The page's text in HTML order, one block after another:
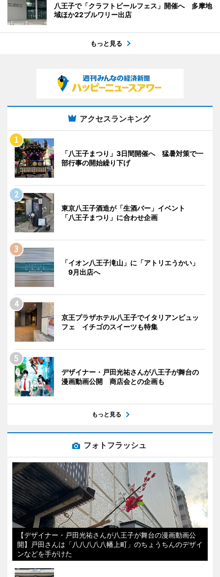
八王子で「クラフトビールフェス」開催へ 多摩地
域ほか22ブルワリー出店
もっと見る
アクセスランキング
「八王子まつり」3日間開催へ 猛暑対策で一
部行事の開始繰り下げ
東京八王子酒造が「生酒バー」イベント
「八王子まつり」に合わせ企画
「イオン八王子滝山」に「アトリエうかい」
9月出店へ
京王プラザホテル八王子でイタリアンビュッ
フェ イチゴのスイーツも特集
デザイナー・戸田光祐さんが八王子が舞台の
漫画動画公開 商店会との企画も
もっと見る
フォトフラッシュ
【デザイナー・戸田光祐さんが八王子が舞台の漫画動画公
開】戸田さんは「八八八八八幡上町」のちょうちんのデザイ
ンなどを手がけた